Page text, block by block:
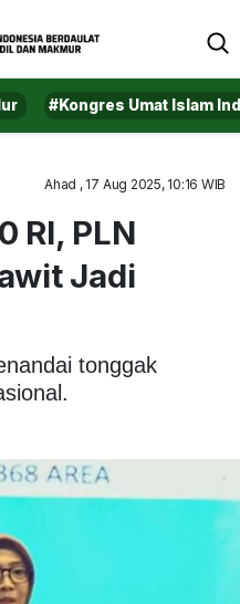
#Kongres Umat Islam
Ahad , 17 Aug 2025, 10:16 WIB
RI, PLN
Jadi
tonggak